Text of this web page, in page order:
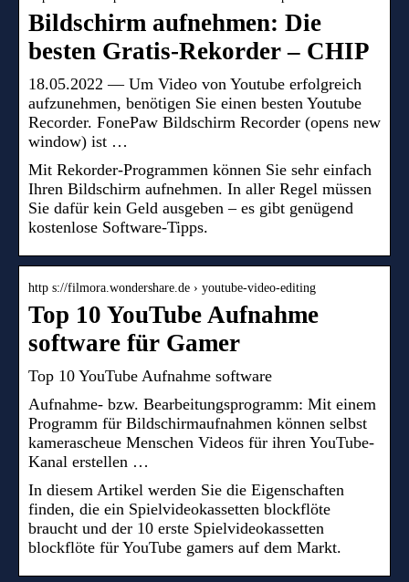
Bildschirm aufnehmen: Die
besten Gratis-Rekorder – CHIP
18.05.2022 — Um Video von Youtube erfolgreich
aufzunehmen, benötigen Sie einen besten Youtube
Recorder. FonePaw Bildschirm Recorder (opens new
window) ist …
Mit Rekorder-Programmen können Sie sehr einfach
Ihren Bildschirm aufnehmen. In aller Regel müssen
Sie dafür kein Geld ausgeben – es gibt genügend
kostenlose Software-Tipps.
http s://filmora.wondershare.de › youtube-video-editing
Top 10 YouTube Aufnahme
software für Gamer
Top 10 YouTube Aufnahme software
Aufnahme- bzw. Bearbeitungsprogramm: Mit einem
Programm für Bildschirmaufnahmen können selbst
kamerascheue Menschen Videos für ihren YouTube-
Kanal erstellen …
In diesem Artikel werden Sie die Eigenschaften
finden, die ein Spielvideokassetten blockflöte
braucht und der 10 erste Spielvideokassetten
blockflöte für YouTube gamers auf dem Markt.